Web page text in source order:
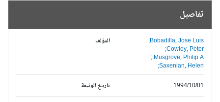
تفاصيل
المؤلف
Bobadilla, Jose Luis;
Cowley, Peter;
Musgrove, Philip A.;
Saxenian, Helen;
تاريخ الوثيقة
1994/10/01